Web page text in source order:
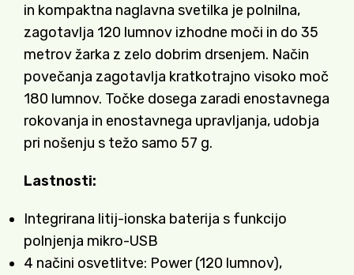
in kompaktna naglavna svetilka je polnilna,
zagotavlja 120 lumnov izhodne moči in do 35
metrov žarka z zelo dobrim drsenjem. Način
povečanja zagotavlja kratkotrajno visoko moč
180 lumnov. Točke dosega zaradi enostavnega
rokovanja in enostavnega upravljanja, udobja
pri nošenju s težo samo 57 g.
Lastnosti:
Integrirana litij-ionska baterija s funkcijo
polnjenja mikro-USB
4 načini osvetlitve: Power (120 lumnov),